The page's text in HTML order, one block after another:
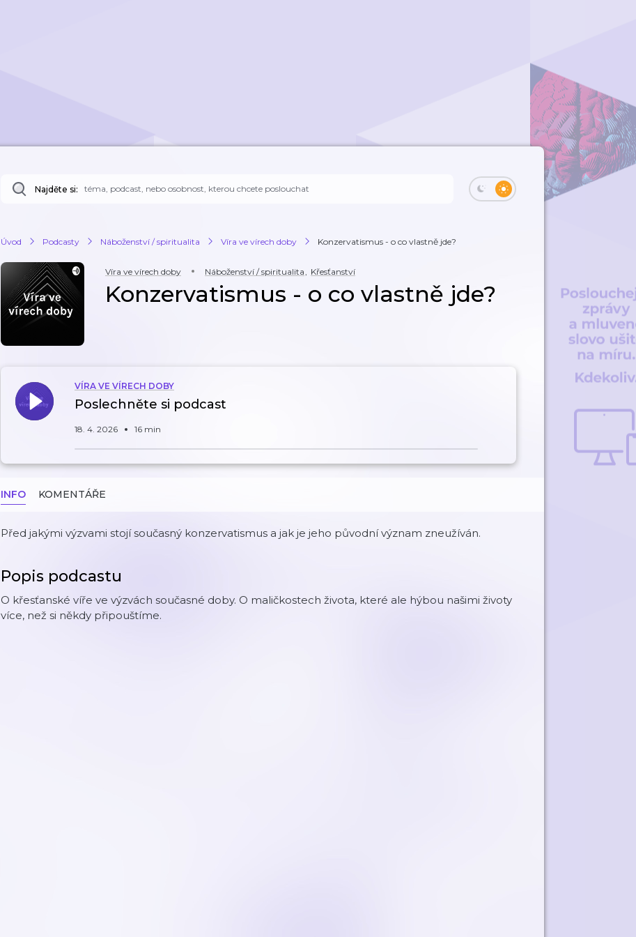
Najděte si:
Úvod Podcasty Náboženství / spiritualita Víra ve vírech doby Konzervatismus - o co vlastně jde?
Víra ve vírech doby Náboženství / spiritualita, Křesťanství
Konzervatismus - o co vlastně jde?
VÍRA VE VÍRECH DOBY
Poslechněte si podcast
18. 4. 2026 16 min
INFO KOMENTÁŘE
Před jakými výzvami stojí současný konzervatismus a jak je jeho původní význam zneužíván.
Popis podcastu
O křesťanské víře ve výzvách současné doby. O maličkostech života, které ale hýbou našimi životy
více, než si někdy připouštíme.